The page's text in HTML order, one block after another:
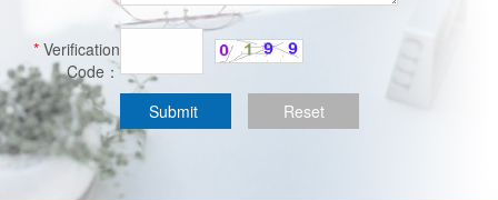
* Verification
Code：